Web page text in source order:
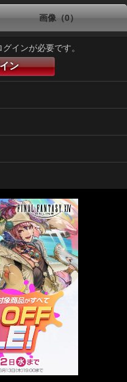
画像（0）
インが必要です。
ン